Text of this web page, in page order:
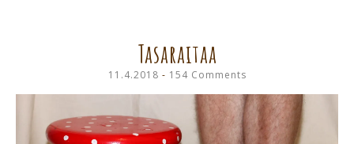
Tasaraitaa
11.4.2018 154 Comments